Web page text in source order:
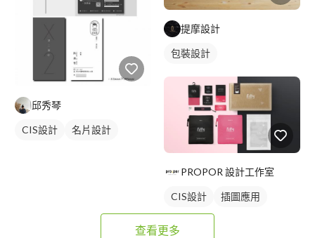
邱秀琴
CIS設計 名片設計
提摩設計
包裝設計
PROPOR 設計工作室
CIS設計 插圖應用
查看更多